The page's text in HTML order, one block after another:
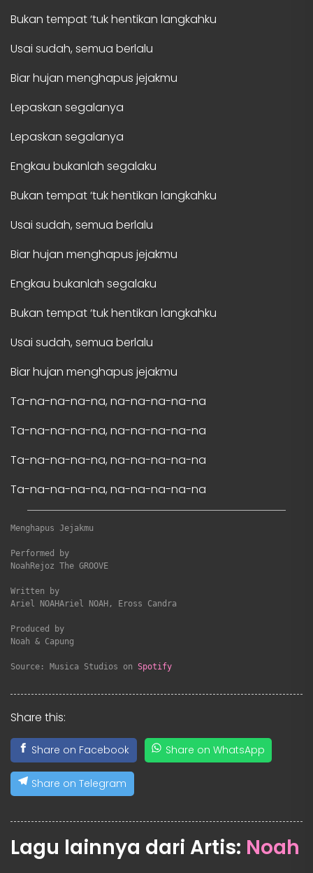
Bukan tempat ‘tuk hentikan langkahku
Usai sudah, semua berlalu
Biar hujan menghapus jejakmu
Lepaskan segalanya
Lepaskan segalanya
Engkau bukanlah segalaku
Bukan tempat ‘tuk hentikan langkahku
Usai sudah, semua berlalu
Biar hujan menghapus jejakmu
Engkau bukanlah segalaku
Bukan tempat ‘tuk hentikan langkahku
Usai sudah, semua berlalu
Biar hujan menghapus jejakmu
Ta-na-na-na-na, na-na-na-na-na
Ta-na-na-na-na, na-na-na-na-na
Ta-na-na-na-na, na-na-na-na-na
Ta-na-na-na-na, na-na-na-na-na
Menghapus Jejakmu
Performed by
NoahRejoz The GROOVE
Written by
Ariel NOAHAriel NOAH, Eross Candra
Produced by
Noah & Capung
Source: Musica Studios on Spotify
Share this:
Share on Facebook Share on WhatsApp
Share on Telegram
Lagu lainnya dari Artis: Noah